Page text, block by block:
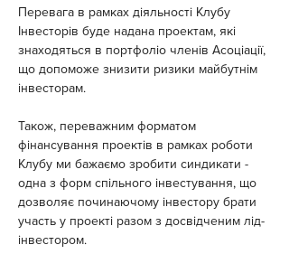
Перевага в рамках діяльності Клубу
Інвесторів буде надана проектам, які
знаходяться в портфоліо членів Асоціації,
що допоможе знизити ризики майбутнім
інвесторам.
Також, переважним форматом
фінансування проектів в рамках роботи
Клубу ми бажаємо зробити синдикати -
одна з форм спільного інвестування, що
дозволяє починаючому інвестору брати
участь у проекті разом з досвідченим лід-
інвестором.